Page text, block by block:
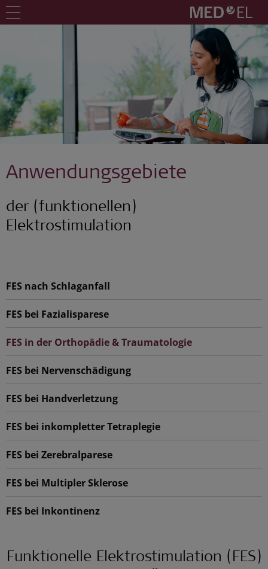
Anwendungsgebiete
der (funktionellen)
Elektrostimulation
FES nach Schlaganfall
FES bei Fazialisparese
FES in der Orthopädie & Traumatologie
FES bei Nervenschädigung
FES bei Handverletzung
FES bei inkompletter Tetraplegie
FES bei Zerebralparese
FES bei Multipler Sklerose
FES bei Inkontinenz
Funktionelle Elektrostimulation (FES)